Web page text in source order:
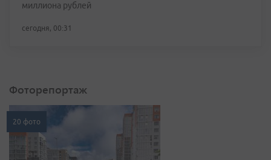
миллиона рублей
сегодня, 00:31
Фоторепортаж
20 фото